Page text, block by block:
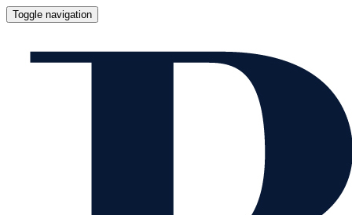
Toggle navigation